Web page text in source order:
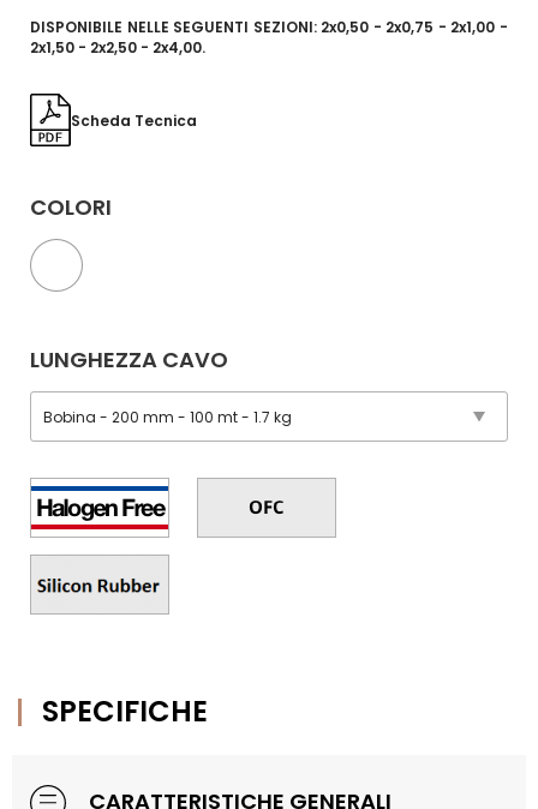
DISPONIBILE NELLE SEGUENTI SEZIONI: 2x0,50 - 2x0,75 - 2x1,00 -
2x1,50 - 2x2,50 - 2x4,00.
Scheda Tecnica
COLORI
LUNGHEZZA CAVO
SPECIFICHE
CARATTERISTICHE GENERALI